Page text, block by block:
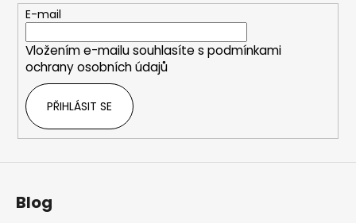
E-mail
Vložením e-mailu souhlasíte s podmínkami
ochrany osobních údajů
PŘIHLÁSIT SE
Blog